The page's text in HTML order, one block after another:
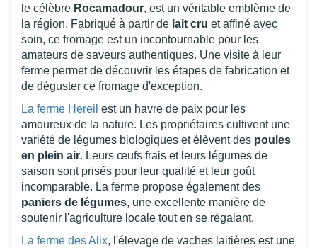
le célèbre Rocamadour, est un véritable emblème de
la région. Fabriqué à partir de lait cru et affiné avec
soin, ce fromage est un incontournable pour les
amateurs de saveurs authentiques. Une visite à leur
ferme permet de découvrir les étapes de fabrication et
de déguster ce fromage d'exception.
La ferme Hereil est un havre de paix pour les
amoureux de la nature. Les propriétaires cultivent une
variété de légumes biologiques et élèvent des poules
en plein air. Leurs œufs frais et leurs légumes de
saison sont prisés pour leur qualité et leur goût
incomparable. La ferme propose également des
paniers de légumes, une excellente manière de
soutenir l'agriculture locale tout en se régalant.
La ferme des Alix, l'élevage de vaches laitières est une